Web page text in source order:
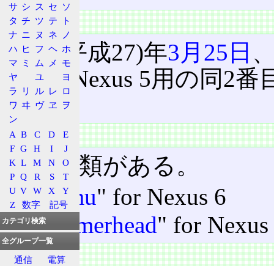
概要
2015(平成27)年3月25日
番目、Nexus 5用の同2
ド。
種類
次の種類がある。
"shamu" for Nexus 6
"hammerhead" for
特徴
サ シ ス セ ソ
タ チ ツ テ
ト
ナ ニ ヌ ネ
ノ
ハ ヒ フ ヘ ホ
マ ミ ム メ
モ
ヤ
ユ
ヨ
ラ
リ ル レ ロ
ワ ヰ ヴ ヱ
ヲ
ン
A B C D
E
F G H I
J
K L M N
O
P Q R S
T
U V W X
Y
Z
数字 記号
カテゴリ検索
全グループ一覧
通信
電算